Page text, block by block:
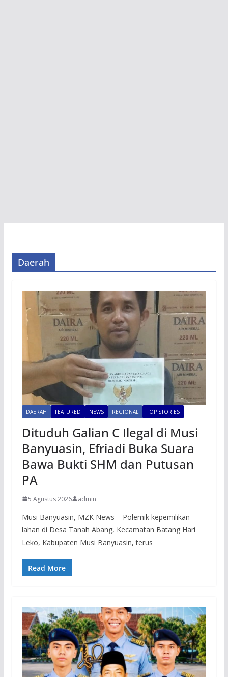
Daerah
DAERAH FEATURED NEWS REGIONAL TOP STORIES
Dituduh Galian C Ilegal di Musi
Banyuasin, Efriadi Buka Suara
Bawa Bukti SHM dan Putusan
PA
5 Agustus 2026 admin
Musi Banyuasin, MZK News – Polemik kepemilikan
lahan di Desa Tanah Abang, Kecamatan Batang Hari
Leko, Kabupaten Musi Banyuasin, terus
Read More